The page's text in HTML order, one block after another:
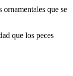
que se
que los peces